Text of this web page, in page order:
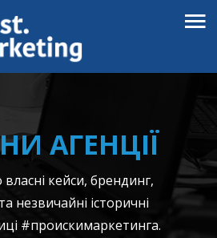
АГЕНЦІЇ
кейси, брендинг,
незвичайні історичні
#проискимаркетинга.